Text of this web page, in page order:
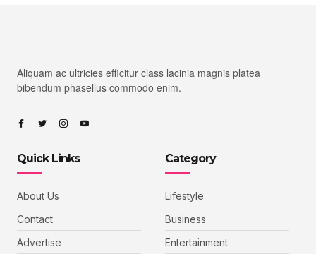
Aliquam ac ultricies efficitur class lacinia magnis platea
bibendum phasellus commodo enim.
Quick Links
About Us
Contact
Advertise
Category
Lifestyle
Business
Entertainment